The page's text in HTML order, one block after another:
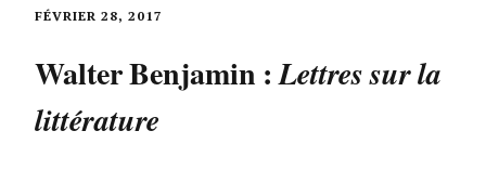
FÉVRIER 28, 2017
Walter Benjamin :Lettres sur la
littérature